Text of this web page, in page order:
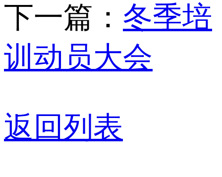
下一篇： 冬季培
训动员大会
返回列表